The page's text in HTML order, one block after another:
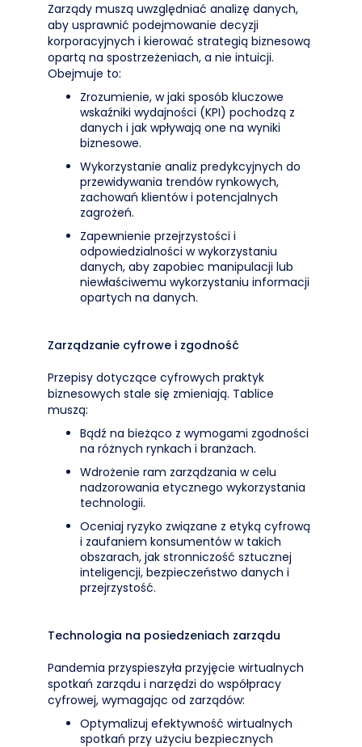
Zarządy muszą uwzględniać analizę danych,
aby usprawnić podejmowanie decyzji
korporacyjnych i kierować strategią biznesową
opartą na spostrzeżeniach, a nie intuicji.
Obejmuje to:
Zrozumienie, w jaki sposób kluczowe
wskaźniki wydajności (KPI) pochodzą z
danych i jak wpływają one na wyniki
biznesowe.
Wykorzystanie analiz predykcyjnych do
przewidywania trendów rynkowych,
zachowań klientów i potencjalnych
zagrożeń.
Zapewnienie przejrzystości i
odpowiedzialności w wykorzystaniu
danych, aby zapobiec manipulacji lub
niewłaściwemu wykorzystaniu informacji
opartych na danych.
Zarządzanie cyfrowe i zgodność
Przepisy dotyczące cyfrowych praktyk
biznesowych stale się zmieniają. Tablice
muszą:
Bądź na bieżąco z wymogami zgodności
na różnych rynkach i branżach.
Wdrożenie ram zarządzania w celu
nadzorowania etycznego wykorzystania
technologii.
Oceniaj ryzyko związane z etyką cyfrową
i zaufaniem konsumentów w takich
obszarach, jak stronniczość sztucznej
inteligencji, bezpieczeństwo danych i
przejrzystość.
Technologia na posiedzeniach zarządu
Pandemia przyspieszyła przyjęcie wirtualnych
spotkań zarządu i narzędzi do współpracy
cyfrowej, wymagając od zarządów:
Optymalizuj efektywność wirtualnych
spotkań przy użyciu bezpiecznych